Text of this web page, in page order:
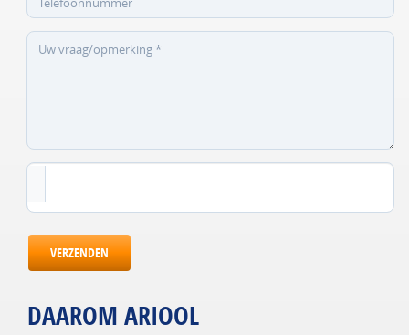
VERZENDEN
DAAROM ARIOOL